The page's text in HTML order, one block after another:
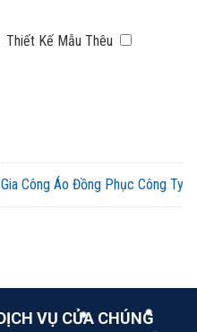
Thiết Kế Mẫu Thêu
Gia Công Áo Đồng Phục Công Ty
VỤ CỦA CHÚNG